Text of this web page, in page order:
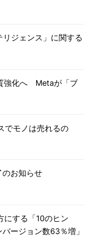
ジェンス」に関する
強化へ Metaが「ブ
でモノは売れるの
のお知らせ
にする「10のヒン
ージョン数63％増」